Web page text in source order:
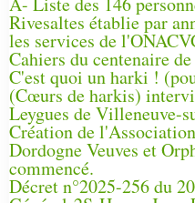
Rivesaltes établie par
les services de
Cahiers du centenaire
C'est quoi un harki !
(Cœurs de harkis)
Leygues de Villeneuve-
Création de
Dordogne Veuves et
commencé.
Décret n°2025-256 du